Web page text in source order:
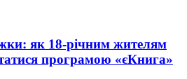
як 18-річним жителям
програмою «єКнига»